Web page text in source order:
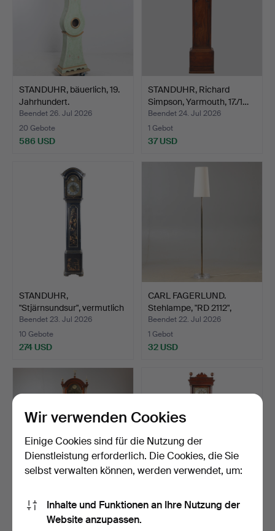
STANDUHR, bäuerlich, 19.
Jahrhundert.
Beendet 26. Jul 2026
20 Gebote
586 USD
STANDUHR, Richard
Simpson, Yarmouth, 17./1…
Beendet 24. Jul 2026
1 Gebot
37 USD
STANDUHR,
"Stjärnsundsur", vermutlich
Joha…
Beendet 23. Jul 2026
10 Gebote
274 USD
CARL FAGERLUND.
Stehlampe, "RD 2112",
Glas…
Beendet 22. Jul 2026
1 Gebot
32 USD
STANDUHR, Mahagoni,
England, William Elkin…
Beendet 21. Jul 2026
EINE GEORGE III
STANDUHR AUS EICHE
Wir verwenden Cookies
Einige Cookies sind für die Nutzung der
Dienstleistung erforderlich. Die Cookies, die Sie
selbst verwalten können, werden verwendet, um:
Inhalte und Funktionen an Ihre Nutzung der
Website anzupassen.